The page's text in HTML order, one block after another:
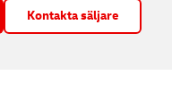
Kontakta säljare